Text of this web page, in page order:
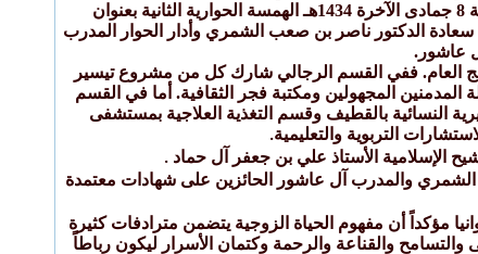
عليه وآله وسلم بحي التركية بتاروت للسنة التاسعة على التوالي إذ عقدت مساء الخميس ليلة الجمعة 8 جمادى الآخرة 1434هـ الهمسة الحوارية الثانية بعنوان
سعادة الدكتور ناصر بن صعب الشمري وأدار الحوار المدرب
عاشور.
العام. ففي القسم الرجالي شارك كل من مشروع تيسير
المدمنين المجهولين ومكتبة فجر الثقافية. أما في القسم
النسائية بالقطيف وقسم التغذية العلاجية بمستشفى
التربوية والتعليمية.
الإسلامية الأستاذ علي بن جعفر آل حماد .
الشمري والمدرب آل عاشور الحائزين على شهادات معتمدة
مؤكداً أن مفهوم الحياة الزوجية يتضمن مترادفات كثيرة
والتسامح والقناعة والرحمة وكتمان الأسرار ليكون رباطاً